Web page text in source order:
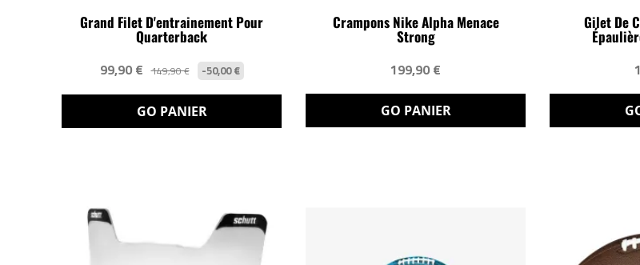
Grand Filet D'entrainement Pour
Quarterback
99,90 € 149,90 € -50,00 €
GO PANIER
Crampons Nike Alpha Menace
Strong
199,90 €
GO PANIER
Gilet De